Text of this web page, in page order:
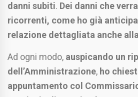
danni subiti. Dei danni che
ricorrenti, come ho già
relazione dettagliata anche
Ad ogni modo, auspicando un
dell’Amministrazione, ho
appuntamento col